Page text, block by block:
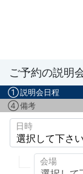
ご予約の説明
①説明会日程
④備考
日時
会場